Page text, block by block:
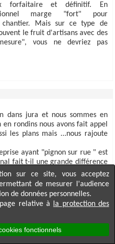
forfaitaire et définitif. En
marge "fort" pour
chantier. Mais sur ce type de
le fruit d'artisans avec des
vous ne devriez pas
dans jura et nous sommes en
rondins nous avons fait appel
les plans mais ...nous rajoute
ayant "pignon sur rue " est
fait t-il une grande différence
2023
des éléments. ↑
sur ce site, vous acceptez
de mesurer l'audience
de données personnelles.
relative à
la protection des
fonctionnels